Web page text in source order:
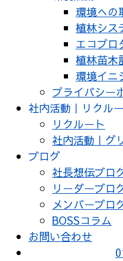
環境への
植林シス
エコプロ
植林苗木
環境イニ
プライバシー
社内活動｜リクル
リクルート
社内活動｜グ
ブログ
社長想伝ブロ
リーダーブロ
メンバーブロ
BOSSコラム
お問い合わせ